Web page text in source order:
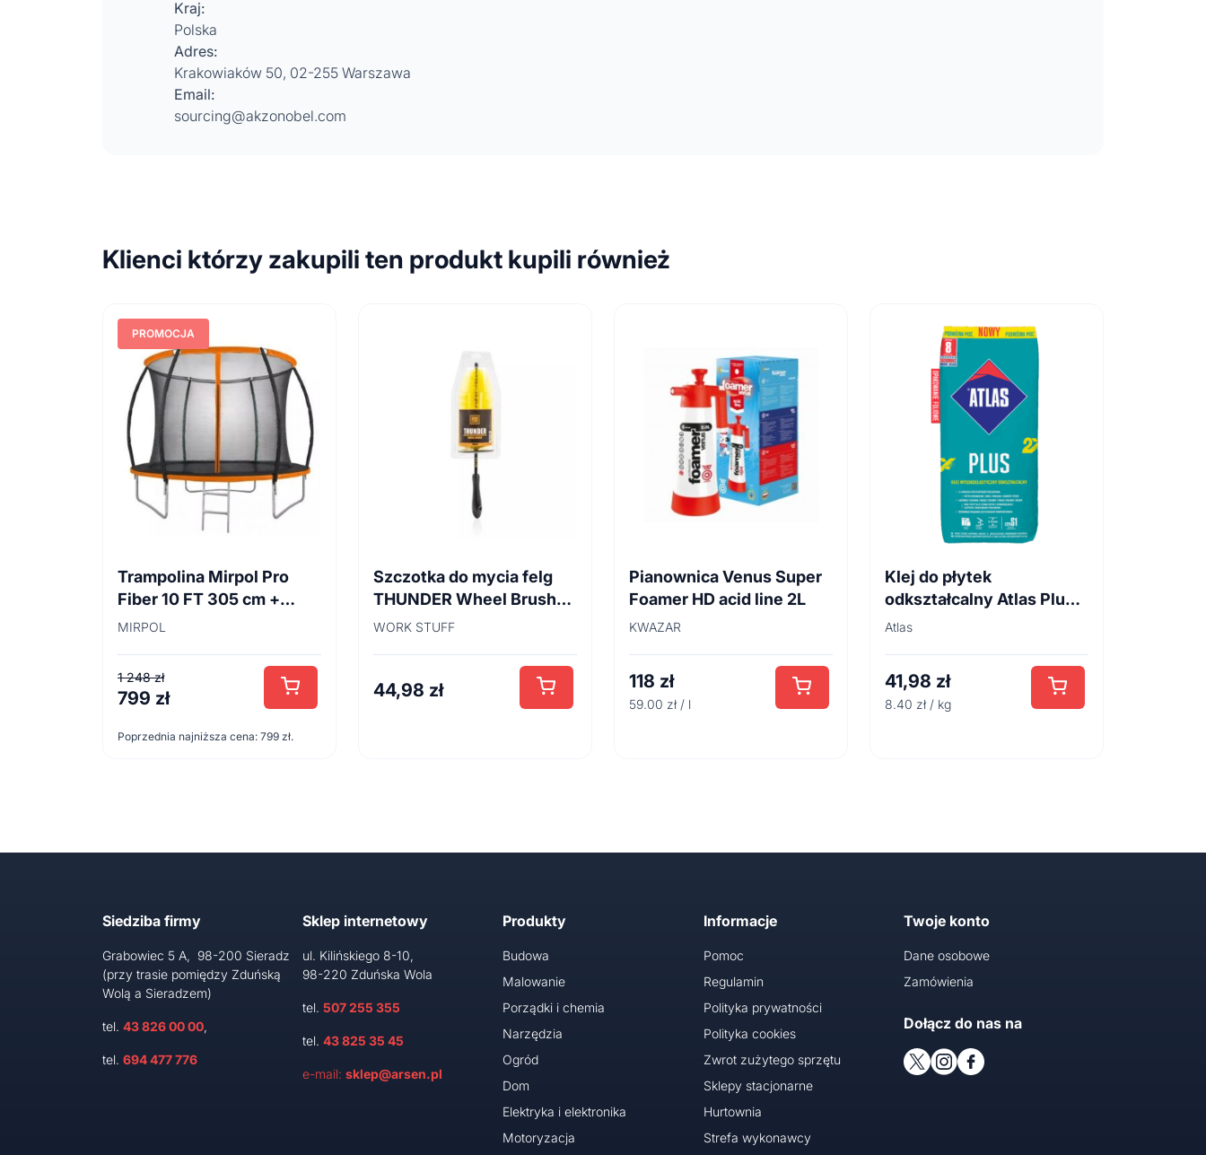
Kraj:
Polska
Adres:
Krakowiaków 50, 02-255 Warszawa
Email:
sourcing@akzonobel.com
Klienci którzy zakupili ten produkt kupili również
PROMOCJA
Trampolina Mirpol Pro
Fiber 10 FT 305 cm +
siatka
MIRPOL
1 248zł
Pierwotna
wynosiła:
799 zł
Aktualna
wynosi:
Poprzednia najniższa cena: 799 zł.
Szczotka do mycia felg
THUNDER Wheel Brush
45cm
WORK STUFF
44,98 zł
Pianownica Venus Super
Foamer HD acid line 2L
KWAZAR
118 zł
59.00 zł / l
Klej do płytek
odkształcalny Atlas Plus 5
kg
Atlas
41,98 zł
8.40 zł / kg
Siedziba firmy
Grabowiec 5 A, 98-200 Sieradz
(przy trasie pomiędzy Zduńską
Wolą a Sieradzem)
tel. 43 826 00 00,
tel. 694 477 776
Sklep internetowy
ul. Kilińskiego 8-10,
98-220 Zduńska Wola
tel.507 255 355
tel.43 825 35 45
e-mail:sklep@arsen.pl
Produkty
Budowa
Malowanie
Porządki i chemia
Narzędzia
Ogród
Dom
Elektryka i elektronika
Motoryzacja
Informacje
Pomoc
Regulamin
Polityka prywatności
Polityka cookies
Zwrot zużytego sprzętu
Sklepy stacjonarne
Hurtownia
Strefa wykonawcy
Twoje konto
Dane osobowe
Zamówienia
Dołącz do nas na